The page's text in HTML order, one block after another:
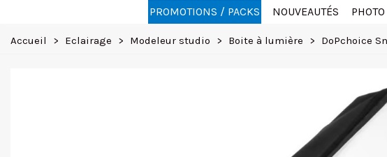
PROMOTIONS / PACKS NOUVEAUTÉS PHOTO
Accueil > Eclairage > Modeleur studio > Boite à lumière > DoPchoice